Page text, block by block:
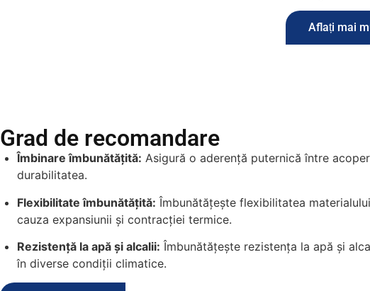
Aflați mai
Grad de recomandare
Îmbinare îmbunătățită: Asigură o aderență puternică între
durabilitatea.
Flexibilitate îmbunătățită: Îmbunătățește flexibilitatea
cauza expansiunii și contracției termice.
Rezistență la apă și alcalii: Îmbunătățește rezistența la apă și
în diverse condiții climatice.